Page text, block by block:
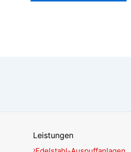
Leistungen